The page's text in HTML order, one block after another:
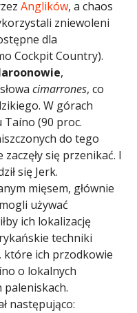
Anglików, a chaos
zniewoleni
dla
Cockpit Country).
,
cimarrones, co
W górach
Taíno (90 proc.
do tego
się przenikać. I
się Jerk.
mięsem, głównie
używać
ich lokalizację
techniki
które ich przodkowie
o lokalnych
następująco: